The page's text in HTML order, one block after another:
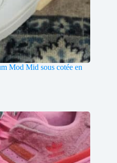
Mod Mid sous cotée en